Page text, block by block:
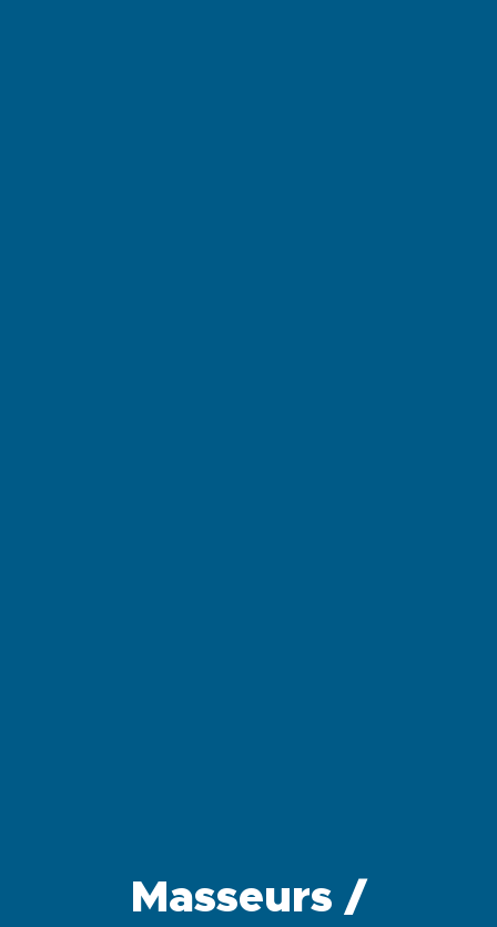
Masseurs /